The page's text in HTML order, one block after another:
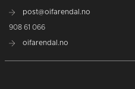
post@oifarendal.no
908 61 066
oifarendal.no